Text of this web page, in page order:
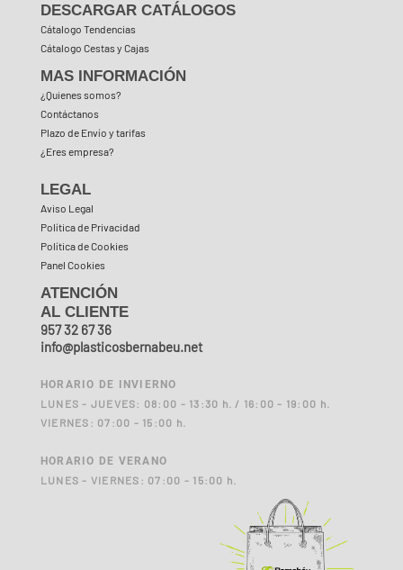
DESCARGAR CATÁLOGOS
Cátalogo Tendencias
Cátalogo Cestas y Cajas
MAS INFORMACIÓN
¿Quienes somos?
Contáctanos
Plazo de Envío y tarifas
¿Eres empresa?
LEGAL
Aviso Legal
Política de Privacidad
Política de Cookies
Panel Cookies
ATENCIÓN
AL CLIENTE
957 32 67 36
info@plasticosbernabeu.net
HORARIO DE INVIERNO
LUNES - JUEVES: 08:00 - 13:30 h. / 16:00 - 19:00 h.
VIERNES: 07:00 - 15:00 h.
HORARIO DE VERANO
LUNES - VIERNES: 07:00 - 15:00 h.